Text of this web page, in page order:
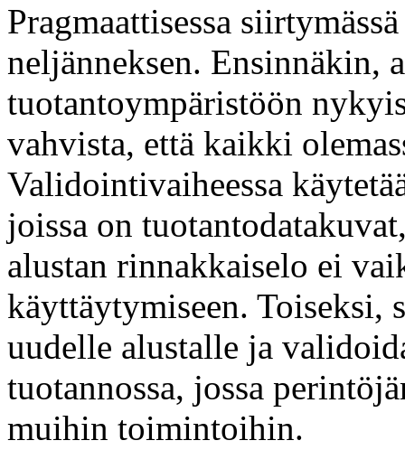
Pragmaattisessa
neljänneksen. Ensinnäkin,
tuotantoympäristöön
vahvista, että kaikki
Validointivaiheessa
joissa on
alustan rinnakkaiselo ei
käyttäytymiseen.
uudelle alustalle ja
tuotannossa, jossa
muihin toimintoihin.